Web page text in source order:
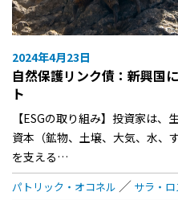
2024年4月23日
自然保護リンク債：新興国
ト
【ESGの取り組み】投資家は
資本（鉱物、土壌、大気、水、
を支える…
パトリック・オコネル
サラ・